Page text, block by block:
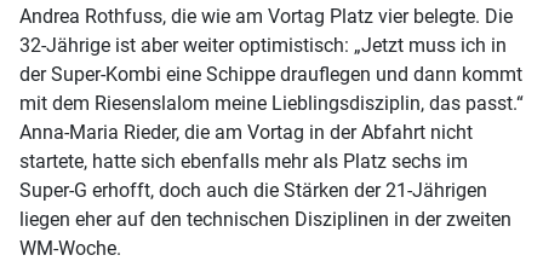
Andrea Rothfuss, die wie am Vortag Platz vier belegte. Die
32-Jährige ist aber weiter optimistisch: „Jetzt muss ich in
der Super-Kombi eine Schippe drauflegen und dann kommt
mit dem Riesenslalom meine Lieblingsdisziplin, das passt.“
Anna-Maria Rieder, die am Vortag in der Abfahrt nicht
startete, hatte sich ebenfalls mehr als Platz sechs im
Super-G erhofft, doch auch die Stärken der 21-Jährigen
liegen eher auf den technischen Disziplinen in der zweiten
WM-Woche.